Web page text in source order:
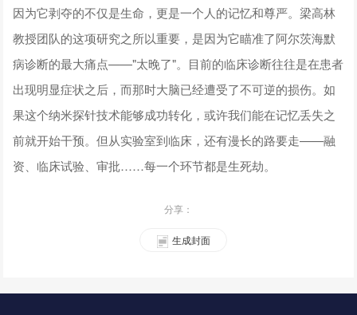
因为它剥夺的不仅是生命，更是一个人的记忆和尊严。梁高林
教授团队的这项研究之所以重要，是因为它瞄准了阿尔茨海默
病诊断的最大痛点——"太晚了"。目前的临床诊断往往是在患者
出现明显症状之后，而那时大脑已经遭受了不可逆的损伤。如
果这个纳米探针技术能够成功转化，或许我们能在记忆丢失之
前就开始干预。但从实验室到临床，还有漫长的路要走——融
资、临床试验、审批……每一个环节都是生死劫。
分享：
生成封面